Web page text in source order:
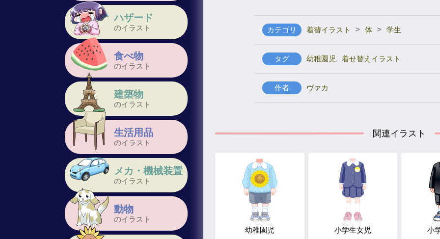
ハザード
のイラスト
食べ物
のイラスト
建築物
のイラスト
生活用品
のイラスト
メカ・機械装置
のイラスト
動物
のイラスト
カテゴリ 着替イラスト > 体 > 学生
タグ 幼稚園児, 着せ替えイラスト
作者 ヴァカ
関連イラスト
幼稚園児 小学生女児 小